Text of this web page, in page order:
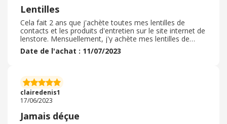
Lentilles
Cela fait 2 ans que j'achète toutes mes lentilles de
contacts et les produits d'entretien sur le site internet de
lenstore. Mensuellement, j'y achète mes lentilles de
contact. L'envoi est rapide, en moins d'une semaine.
L'emballage est soigné. Les lentilles de couleur sont
Vous trouverez la facture de vos achats disponible sur le
compte ce qui permet d'effectuer les démarches de
remboursement. Je recommande !
Date de l'achat : 11/07/2023
clairedenis1
17/06/2023
Jamais déçue